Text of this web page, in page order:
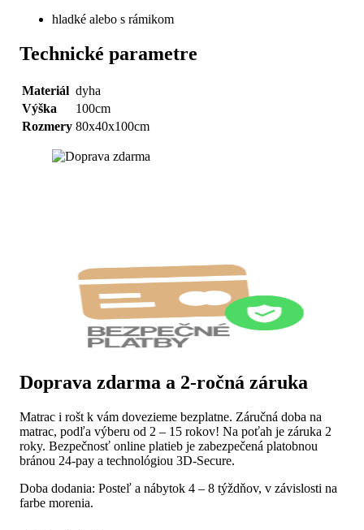
hladké alebo s rámikom
Technické parametre
Materiál dyha
Výška
100cm
Rozmery 80x40x100cm
Doprava zdarma a 2-ročná záruka
Matrac i rošt k vám dovezieme bezplatne. Záručná doba na
matrac, podľa výberu od 2 – 15 rokov! Na poťah je záruka 2
roky. Bezpečnosť online platieb je zabezpečená platobnou
bránou 24-pay a technológiou 3D-Secure.
Doba dodania: Posteľ a nábytok 4 – 8 týždňov, v závislosti na
farbe morenia.